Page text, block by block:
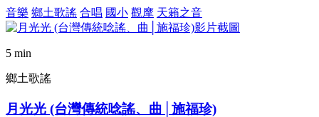
音樂 鄉土歌謠 合唱 國小 觀摩 天籟之音
5 min
鄉土歌謠
月光光 (台灣傳統唸謠、曲│施福珍)